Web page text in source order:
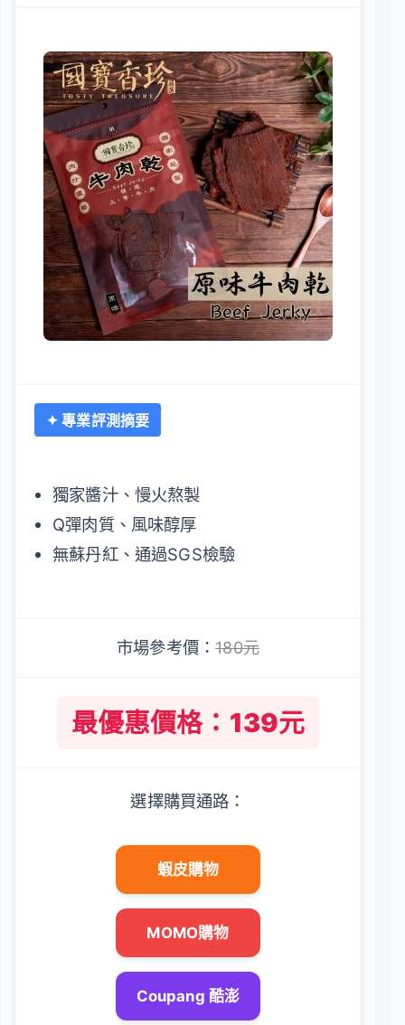
✦ 專業評測摘要
獨家醬汁、慢火熬製
Q彈肉質、風味醇厚
無蘇丹紅、通過SGS檢驗
市場參考價：180元
最優惠價格：139元
選擇購買通路：
蝦皮購物
MOMO購物
Coupang 酷澎